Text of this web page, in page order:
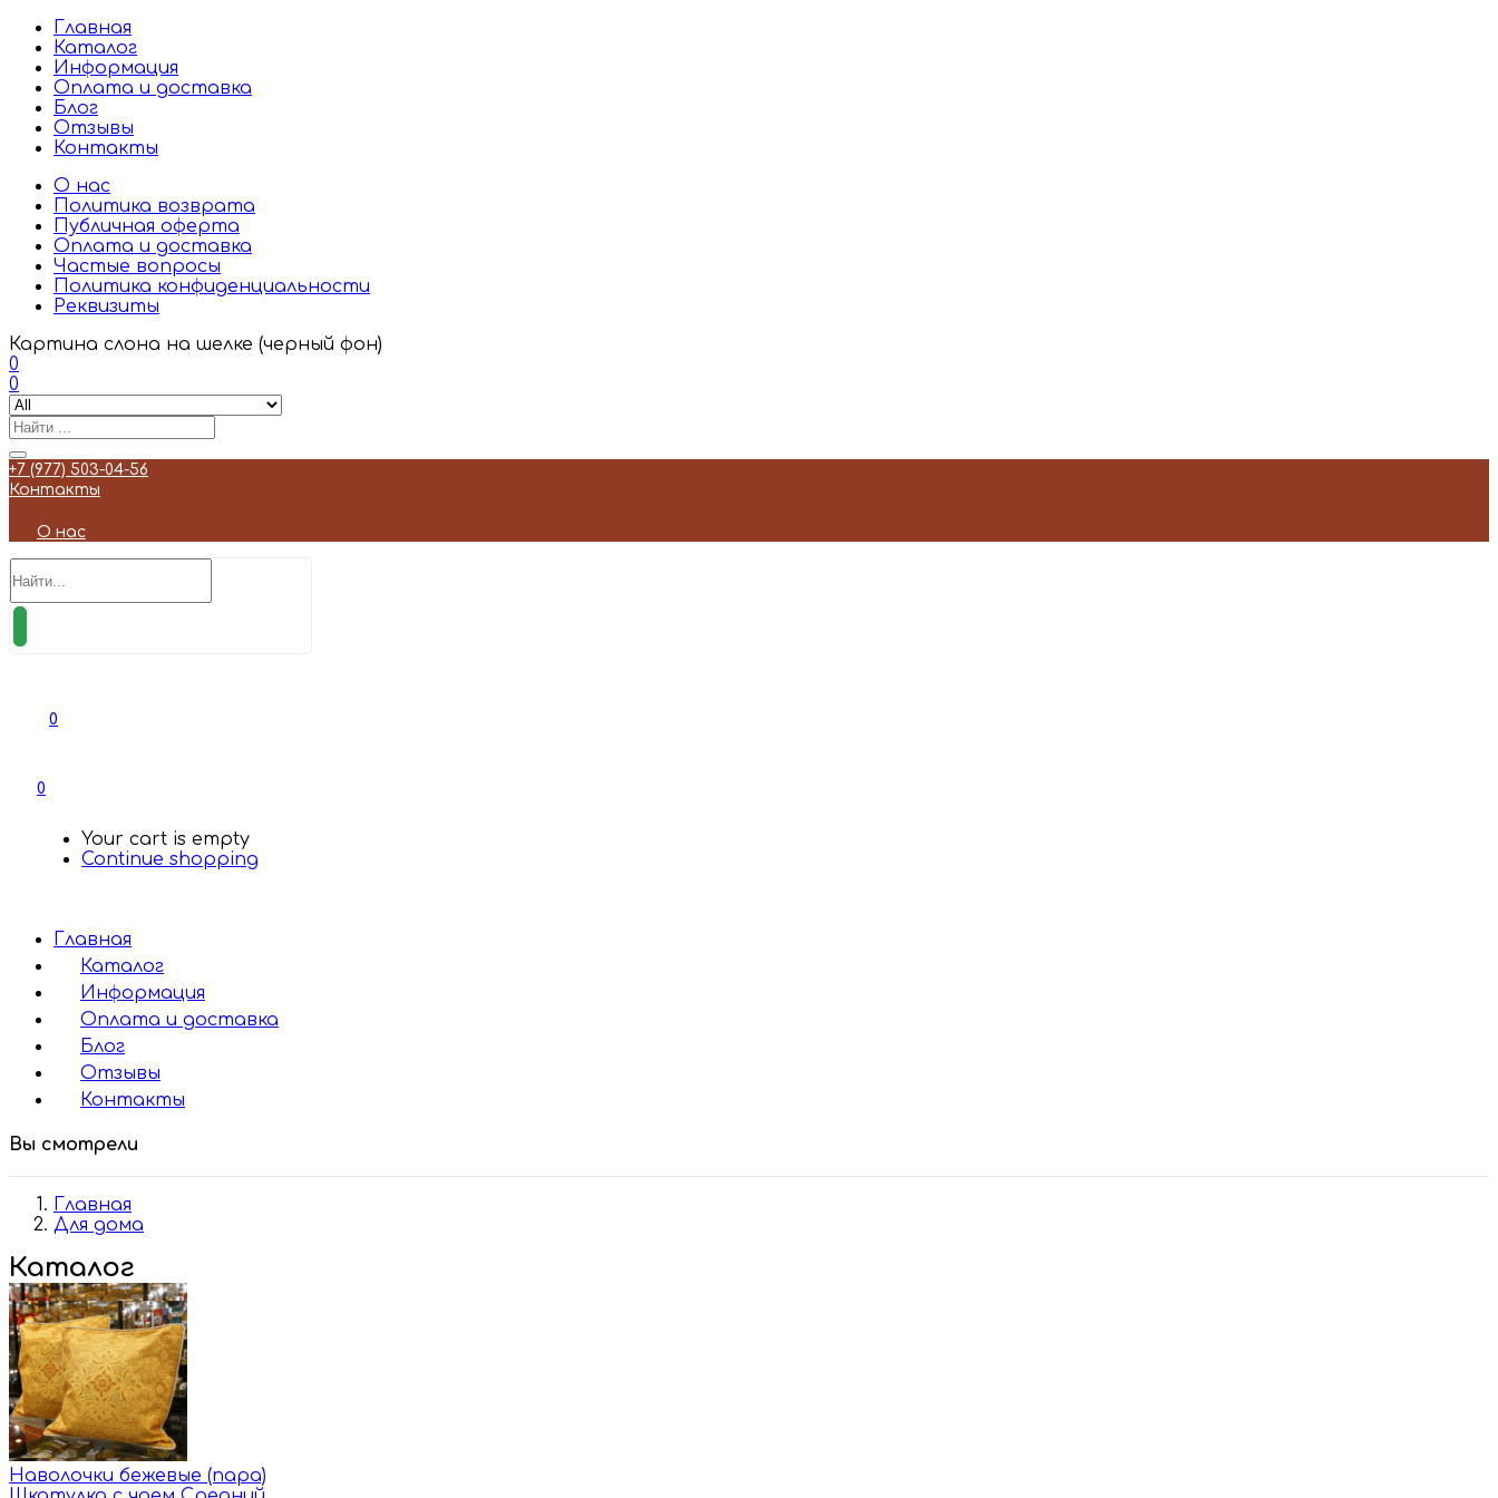
Главная
Каталог
Информация
Оплата и доставка
Блог
Отзывы
Контакты
О нас
Политика возврата
Публичная оферта
Оплата и доставка
Частые вопросы
Политика конфиденциальности
Реквизиты
Картина слона на шелке (черный фон)
0
0
+7 (977) 503-04-56
Контакты
О нас
0
0
Your cart is empty
Continue shopping
Главная
Каталог
Информация
Оплата и доставка
Блог
Отзывы
Контакты
Вы смотрели
Главная
Для дома
Каталог
Наволочки бежевые (пара)